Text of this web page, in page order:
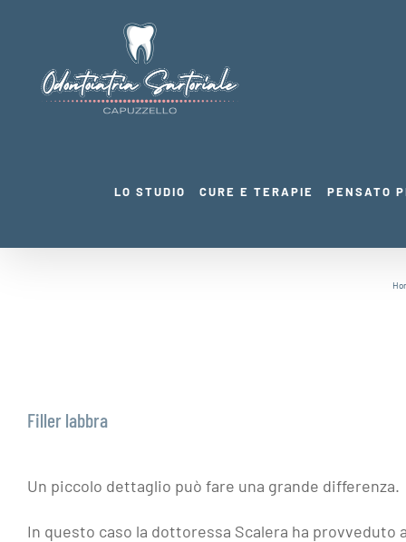
contenuto
LO STUDIO CURE E TERAPIE PENSATO
Filler labbra
Un piccolo dettaglio può fare una grande differenza.
In questo caso la dottoressa Scalera ha provveduto